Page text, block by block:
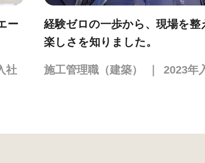
経験ゼロの一歩から、現場を整える
楽しさを知りました。
施工管理職（建築） ｜ 2023年入社